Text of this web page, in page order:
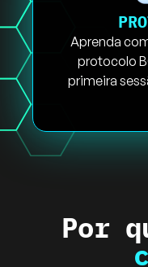
Aprenda
protocolo
primeira
Por